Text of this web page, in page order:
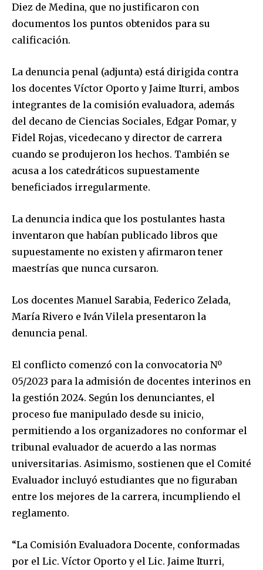
Diez de Medina, que no justificaron con
documentos los puntos obtenidos para su
calificación.
La denuncia penal (adjunta) está dirigida contra
los docentes Víctor Oporto y Jaime Iturri, ambos
integrantes de la comisión evaluadora, además
del decano de Ciencias Sociales, Edgar Pomar, y
Fidel Rojas, vicedecano y director de carrera
cuando se produjeron los hechos. También se
acusa a los catedráticos supuestamente
beneficiados irregularmente.
La denuncia indica que los postulantes hasta
inventaron que habían publicado libros que
supuestamente no existen y afirmaron tener
maestrías que nunca cursaron.
Los docentes Manuel Sarabia, Federico Zelada,
María Rivero e Iván Vilela presentaron la
denuncia penal.
El conflicto comenzó con la convocatoria Nº
05/2023 para la admisión de docentes interinos en
la gestión 2024. Según los denunciantes, el
proceso fue manipulado desde su inicio,
permitiendo a los organizadores no conformar el
tribunal evaluador de acuerdo a las normas
universitarias. Asimismo, sostienen que el Comité
Evaluador incluyó estudiantes que no figuraban
entre los mejores de la carrera, incumpliendo el
reglamento.
“La Comisión Evaluadora Docente, conformadas
por el Lic. Víctor Oporto y el Lic. Jaime Iturri,